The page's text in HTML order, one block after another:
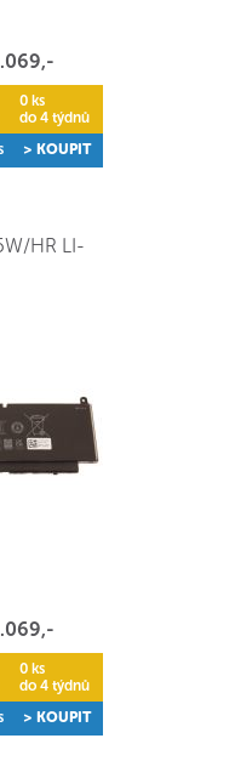
0 ks
do 4 týdnů
> KOUPIT
HR LI-
0 ks
do 4 týdnů
> KOUPIT